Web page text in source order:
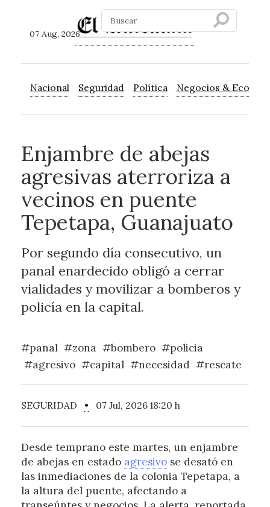
07 Aug, 2026
Nacional Seguridad Política Negocios &
Enjambre de abejas
agresivas aterroriza a
vecinos en puente
Tepetapa, Guanajuato
Por segundo día consecutivo, un
panal enardecido obligó a cerrar
vialidades y movilizar a bomberos y
policía en la capital.
#panal #zona #bombero #policia
#agresivo #capital #necesidad #rescate
SEGURIDAD • 07 Jul, 2026 18:20 h
Desde temprano este martes, un enjambre
de abejas en estado agresivose desató en
las inmediaciones de la colonia Tepetapa, a
la altura del puente, afectando a